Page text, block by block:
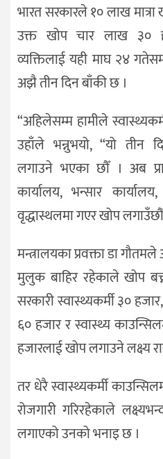
भारत सरकारले १० लाख
उक्त खोप चार लाख ३०
व्यक्तिलाई यही माघ २४
अझै तीन दिन बाँकी छ ।
“अहिलेसम्म हामीले
उहाँले भन्नुभयो, “यो तीन
लगाउने भएका छौँ । अब
कार्यालय, भन्सार कार्यालय,
वृद्धास्थलमा गएर खोप
मन्त्रालयका प्रवक्ता डा
मुलुक बाहिर रहेकाले खोप
सरकारी स्वास्थ्यकर्मी ३०
६० हजार र स्वास्थ्य
हजारलाई खोप लगाउने लक्ष्य
तर धेरै स्वास्थ्यकर्मी
रोजगारी गरिरहेकाले
लगाएको उनको भनाइ छ ।